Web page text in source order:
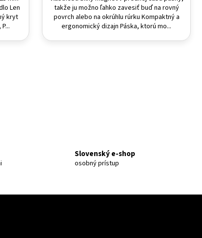
Len
kryt
takže ju možno ľahko zavesiť buď na rovný
povrch alebo na okrúhlu rúrku Kompaktný a
ergonomický dizajn Páska, ktorú mo...
Slovenský e-shop
osobný prístup